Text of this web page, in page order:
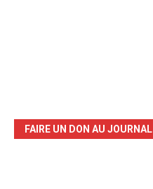
FAIRE UN DON AU JOURNAL